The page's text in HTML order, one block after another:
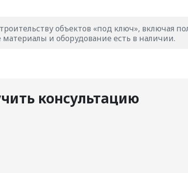
объектов «под ключ», включая
и оборудование есть в наличии.
консультацию